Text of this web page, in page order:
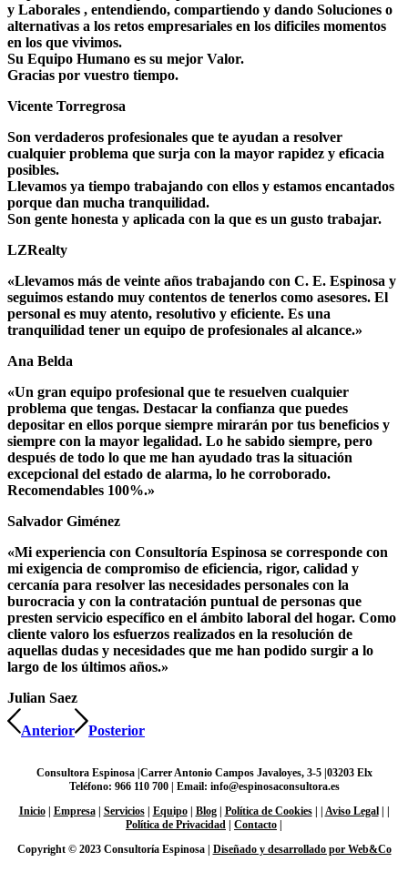
y Laborales , entendiendo, compartiendo y dando Soluciones o
alternativas a los retos empresariales en los dificiles momentos
en los que vivimos.
Su Equipo Humano es su mejor Valor.
Gracias por vuestro tiempo.
Vicente Torregrosa
Son verdaderos profesionales que te ayudan a resolver
cualquier problema que surja con la mayor rapidez y eficacia
posibles.
Llevamos ya tiempo trabajando con ellos y estamos encantados
porque dan mucha tranquilidad.
Son gente honesta y aplicada con la que es un gusto trabajar.
LZRealty
«Llevamos más de veinte años trabajando con C. E. Espinosa y
seguimos estando muy contentos de tenerlos como asesores. El
personal es muy atento, resolutivo y eficiente. Es una
tranquilidad tener un equipo de profesionales al alcance.»
Ana Belda
«Un gran equipo profesional que te resuelven cualquier
problema que tengas. Destacar la confianza que puedes
depositar en ellos porque siempre mirarán por tus beneficios y
siempre con la mayor legalidad. Lo he sabido siempre, pero
después de todo lo que me han ayudado tras la situación
excepcional del estado de alarma, lo he corroborado.
Recomendables 100%.»
Salvador Giménez
«Mi experiencia con Consultoría Espinosa se corresponde con
mi exigencia de compromiso de eficiencia, rigor, calidad y
cercanía para resolver las necesidades personales con la
burocracia y con la contratación puntual de personas que
presten servicio específico en el ámbito laboral del hogar. Como
cliente valoro los esfuerzos realizados en la resolución de
aquellas dudas y necesidades que me han podido surgir a lo
largo de los últimos años.»
Julian Saez
Anterior Posterior
Consultora Espinosa | Carrer Antonio Campos Javaloyes, 3-5 03203 Elx
Teléfono: 966 110 700 | Email: info@espinosaconsultora.es
Inicio| Empresa| Servicios| Equipo| Blog| Política de Cookies| | Aviso Legal| |
Política de Privacidad
Contacto
Copyright © 2023 Consultoría Espinosa | Diseñado y desarrollado por Web&Co